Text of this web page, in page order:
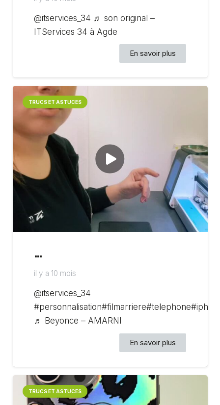
@itservices_34 ♬ son original –
ITServices 34 à Agde
En savoir plus
TRUCS ET ASTUCES
…
il y a 10 mois
@itservices_34
♬ Beyonce – AMARNI
En savoir plus
TRUCS ET ASTUCES